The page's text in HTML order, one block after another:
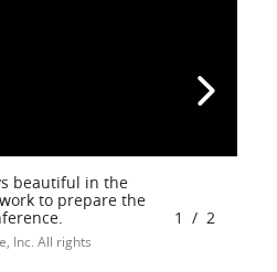
beautiful in the
to prepare the
Inc. All rights
1 / 2